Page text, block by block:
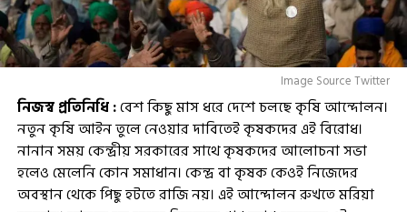
Image Source Twitter
নিজস্ব প্রতিনিধি :বেশ কিছু মাস ধরে দেশে চলছে কৃষি আন্দোলন।
নতুন কৃষি আইন তুলে নেওয়ার দাবিতেই কৃষকদের এই বিরোধ।
নানান সময় কেন্দ্রীয় সরকারের সাথে কৃষকদের আলোচনা সভা
হলেও মেলেনি কোন সমাধান। কেন্দ্র বা কৃষক কেওই নিজেদের
অবস্থান থেকে পিছু হটতে রাজি নয়। এই আন্দোলন রুখতে মরিয়া